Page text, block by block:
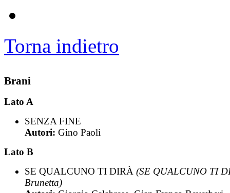
Torna indietro
Brani
Lato A
SENZA FINE
Autori: Gino Paoli
Lato B
SE QUALCUNO TI DIRÀ (SE QUALCUNO TI
Brunetta)